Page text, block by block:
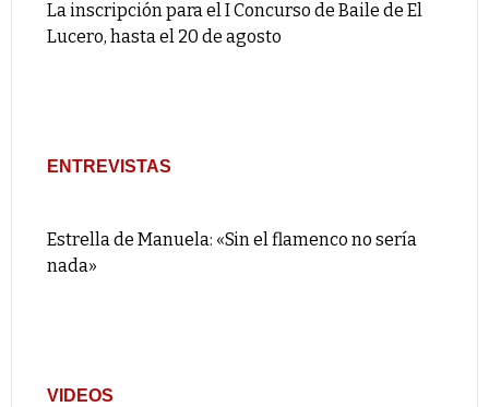
La inscripción para el I Concurso de Baile de El
Lucero, hasta el 20 de agosto
ENTREVISTAS
Estrella de Manuela: «Sin el flamenco no sería
nada»
VIDEOS